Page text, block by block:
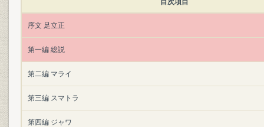
目次項目
序文 足立正
第一編 総説
第二編 マライ
第三編 スマトラ
第四編 ジャワ